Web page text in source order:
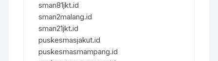
sman81jkt.id
sman2malang.id
sman21jkt.id
puskesmasjakut.id
puskesmasmampang.id